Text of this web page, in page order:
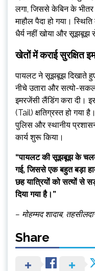
लगा, जिससे केबिन के
माहौल पैदा हो गया।
धैर्य नहीं खोया और सूझबूझ
खेतों में कराई सुरक्षित
​पायलट ने सूझबूझ दिखाते
नीचे उतारा और सत्यो-
इमरजेंसी लैंडिंग करा दी।
(Tail) क्षतिग्रस्त हो गया
पुलिस और स्थानीय
कार्य शुरू किया।
“पायलट की सूझबूझ के चलते
गई, जिससे एक बहुत बड़ा
छह यात्रियों को सत्यों से
दिया गया है।”
– मोहम्मद शादाब,
Share